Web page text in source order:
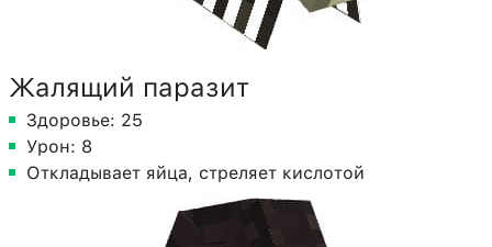
Жалящий паразит
Здоровье: 25
Урон: 8
Откладывает яйца, стреляет кислотой